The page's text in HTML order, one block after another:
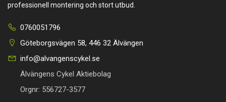
professionell montering och stort utbud.
0760051796
Göteborgsvägen 58, 446 32 Älvängen
info@alvangenscykel.se
Älvängens Cykel Aktiebolag
Orgnr: 556727-3577